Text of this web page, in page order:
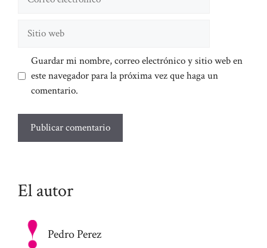
Sitio
Guardar mi nombre, correo electrónico y sitio web en
este navegador para la próxima vez que haga un
comentario.
El autor
Pedro Perez